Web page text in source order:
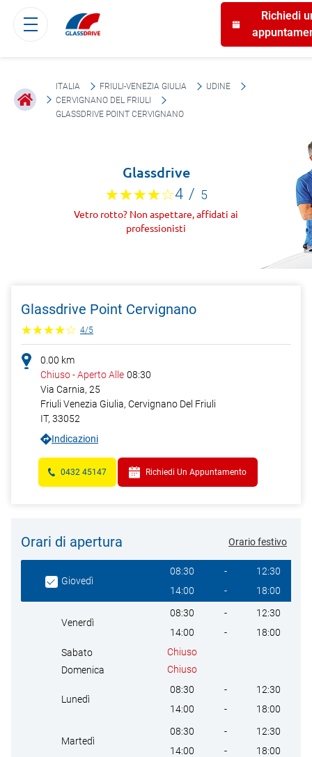
Richiedi
ITALIA FRIULI-VENEZIA GIULIA
UDINE
CERVIGNANO DEL FRIULI
GLASSDRIVE POINT CERVIGNANO
Glassdrive
4 / 5
Vetro rotto? Non aspettare, affidati ai
professionisti
Glassdrive Point Cervignano
4/5
0.00 km
Chiuso-Aperto Alle 08:30
Via Carnia, 25
Friuli Venezia Giulia, Cervignano Del Friuli
IT, 33052
Indicazioni
0432 45147 Richiedi Un Appuntamento
Orari di apertura Orario festivo
Giovedì
08:30 -
12:30
14:00
- 18:00
Venerdì
08:30 -
12:30
14:00
-
18:00
Sabato
Chiuso
Domenica
Chiuso
Lunedì
08:30 -
12:30
14:00
- 18:00
Martedì
08:30 -
12:30
14:00
- 18:00